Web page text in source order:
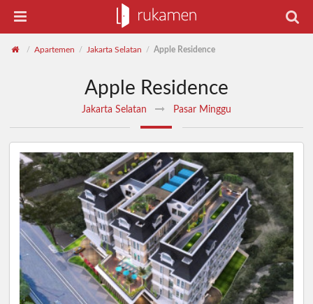
/ Apartemen / Jakarta Selatan / Apple Residence
Apple Residence
Jakarta Selatan Pasar Minggu